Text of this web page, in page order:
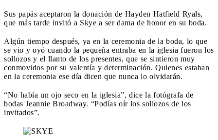
Sus papás aceptaron la donación de Hayden Hatfield Ryals,
que más tarde invitó a Skye a ser dama de honor en su boda.
Algún tiempo después, ya en la ceremonia de la boda, lo que
se vio y oyó cuando la pequeña entraba en la iglesia fueron los
sollozos y el llanto de los presentes, que se sintieron muy
conmovidos por su valentía y determinación. Quienes estaban
en la ceremonia ese día dicen que nunca lo olvidarán.
“No había un ojo seco en la iglesia”, dice la fotógrafa de
bodas Jeannie Broadway. “Podías oír los sollozos de los
invitados”.